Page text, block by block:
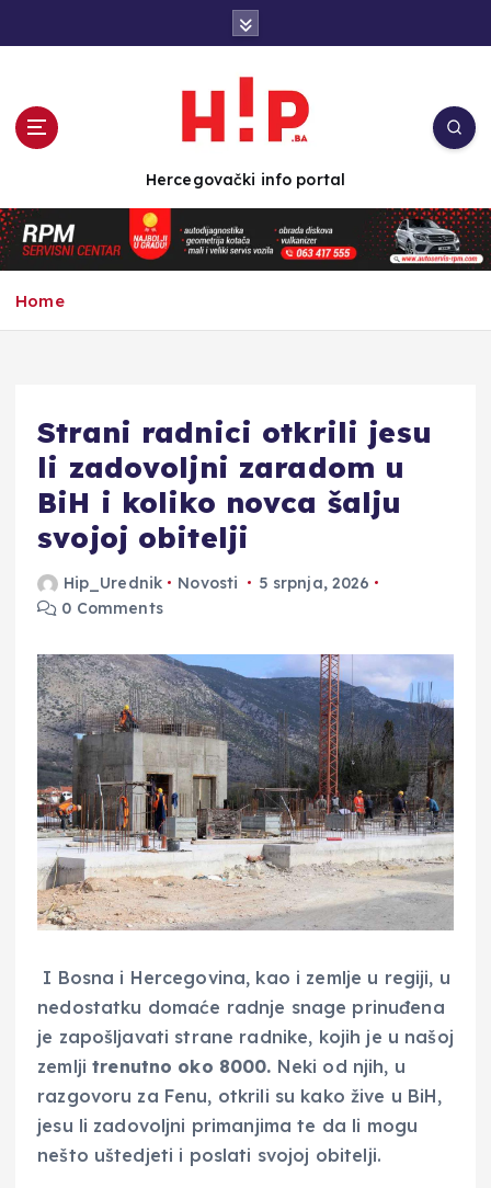
n
t
e
Hercegovački info portal
Home
Strani radnici otkrili jesu
li zadovoljni zaradom u
BiH i koliko novca šalju
svojoj obitelji
Hip_Urednik Novosti
5 srpnja, 2026
0 Comments
I Bosna i Hercegovina, kao i zemlje u regiji, u
nedostatku domaće radnje snage prinuđena
je zapošljavati strane radnike, kojih je u našoj
zemlji trenutno oko 8000. Neki od njih, u
razgovoru za Fenu, otkrili su kako žive u BiH,
jesu li zadovoljni primanjima te da li mogu
nešto uštedjeti i poslati svojoj obitelji.